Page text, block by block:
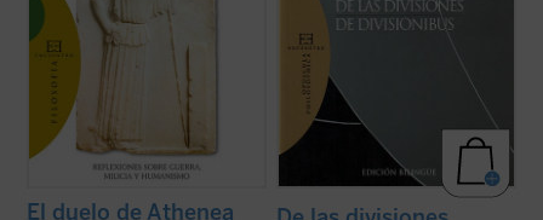
El duelo de Athenea